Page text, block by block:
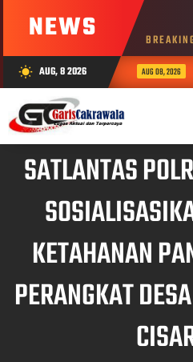
NEWS
wb_sunny AUG, 8 2026 AUG 08, 2026
SATLANTAS
KETAHANAN
PERANGKAT